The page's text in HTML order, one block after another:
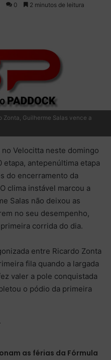
0 2 minutos de leitura
Zonta, Guilherme Salas vence a
Velocitta neste domingo
etapa, antepenúltima etapa
do encerramento da
clima instável marcou a
Salas não deixou as
no seu desempenho,
corrida do dia.
entre Ricardo Zonta
fila quando a largada
valer a pole conquistada
o pódio da primeira
as férias da Fórmula